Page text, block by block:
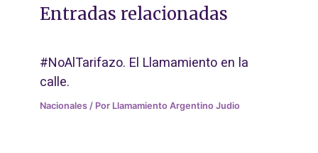
Entradas relacionadas
#NoAlTarifazo. El Llamamiento en la
calle.
Nacionales / Por Llamamiento Argentino Judio